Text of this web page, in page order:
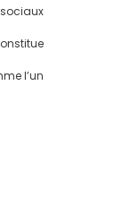
l’un